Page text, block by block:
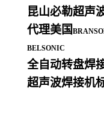
昆山必勒超声
代理美国
BELSONIC
全自动转盘焊
超声波焊接机